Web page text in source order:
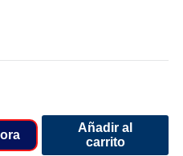
Añadir al
carrito